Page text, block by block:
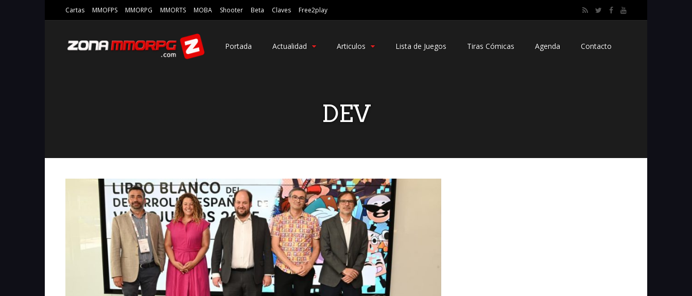
Cartas MMOFPS MMORPG MMORTS MOBA Shooter Beta Claves Free2play
Portada Actualidad Articulos Lista de Juegos Tiras Cómicas Agenda Contacto
DEV